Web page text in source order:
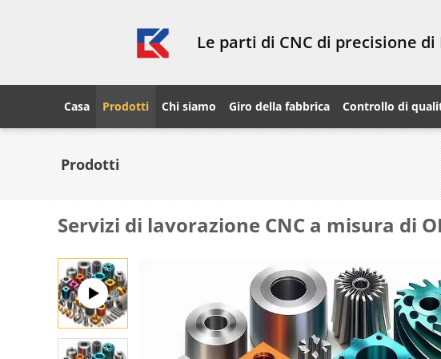
Le parti di CNC di precisione
Casa Prodotti Chi siamo Giro della fabbrica Controllo di
Prodotti
Servizi di lavorazione CNC a misura di